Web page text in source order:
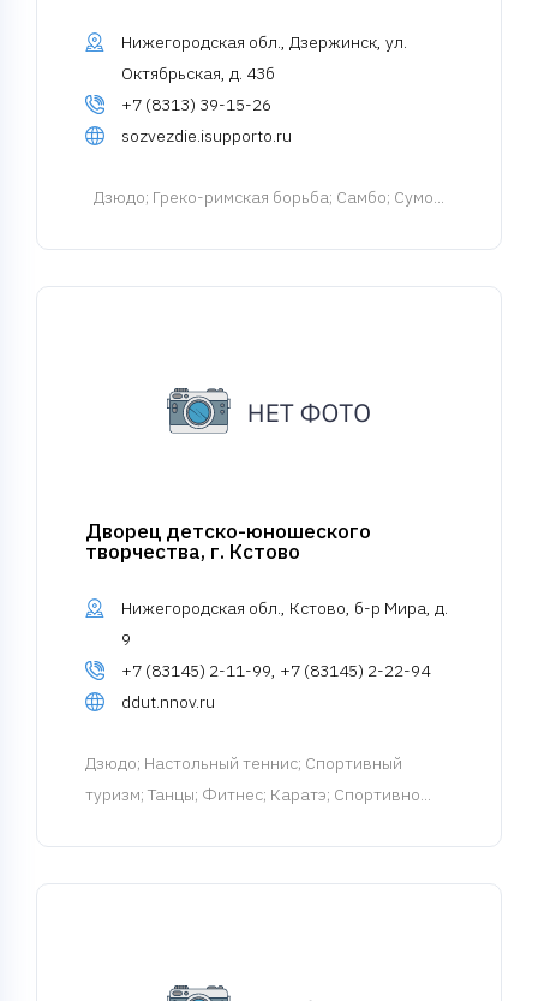
Нижегородская обл., Дзержинск, ул.
Октябрьская, д. 43б
+7 (8313) 39-15-26
sozvezdie.isupporto.ru
Дзюдо; Греко-римская борьба; Самбо; Сумо...
Дворец детско-юношеского
творчества, г. Кстово
Нижегородская обл., Кстово, б-р Мира, д.
9
+7 (83145) 2-11-99, +7 (83145) 2-22-94
ddut.nnov.ru
Дзюдо; Настольный теннис; Спортивный
туризм; Танцы; Фитнес; Каратэ; Спортивно...